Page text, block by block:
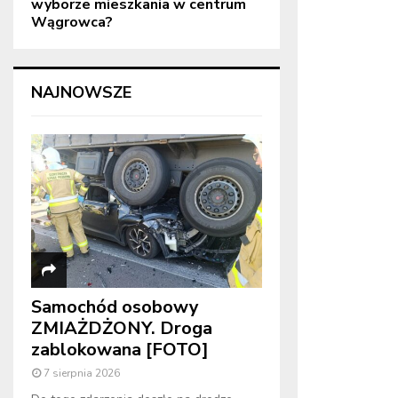
wyborze mieszkania w centrum
Wągrowca?
NAJNOWSZE
Samochód osobowy
ZMIAŻDŻONY. Droga
zablokowana [FOTO]
7 sierpnia 2026